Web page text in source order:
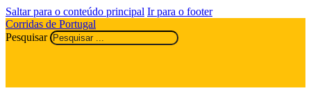
Saltar para o conteúdo principal Ir para o footer
Corridas de Portugal
Pesquisar